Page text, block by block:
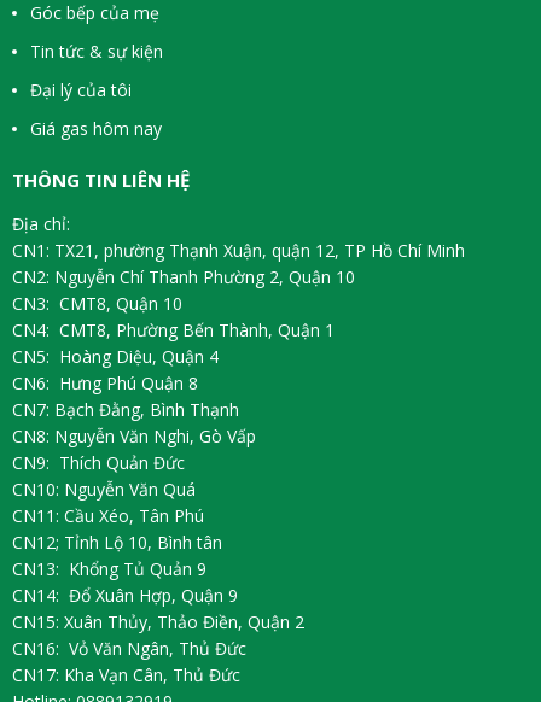
Góc bếp của mẹ
Tin tức & sự kiện
Đại lý của tôi
Giá gas hôm nay
THÔNG TIN LIÊN HỆ
Địa chỉ:
CN1: TX21, phường Thạnh Xuận, quận 12, TP Hồ Chí Minh
CN2: Nguyễn Chí Thanh Phường 2, Quận 10
CN3: CMT8, Quận 10
CN4: CMT8, Phường Bến Thành, Quận 1
CN5: Hoàng Diệu, Quận 4
CN6: Hưng Phú Quận 8
CN7: Bạch Đằng, Bình Thạnh
CN8: Nguyễn Văn Nghi, Gò Vấp
CN9: Thích Quản Đức
CN10: Nguyễn Văn Quá
CN11: Cầu Xéo, Tân Phú
CN12; Tỉnh Lộ 10, Bình tân
CN13: Khổng Tủ Quản 9
CN14: Đổ Xuân Hợp, Quận 9
CN15: Xuân Thủy, Thảo Điền, Quận 2
CN16: Vỏ Văn Ngân, Thủ Đức
CN17: Kha Vạn Cân, Thủ Đức